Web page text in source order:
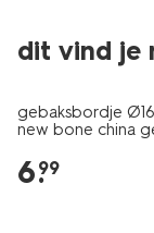
dit vind je
2+1 gratis
gebaksbordje
new bone china
6.
99